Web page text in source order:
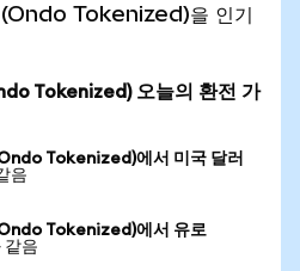
Tokenized)을 인기
Tokenized) 오늘의 환전 가
Tokenized)에서 미국 달러
음
Tokenized)에서 유로
같음